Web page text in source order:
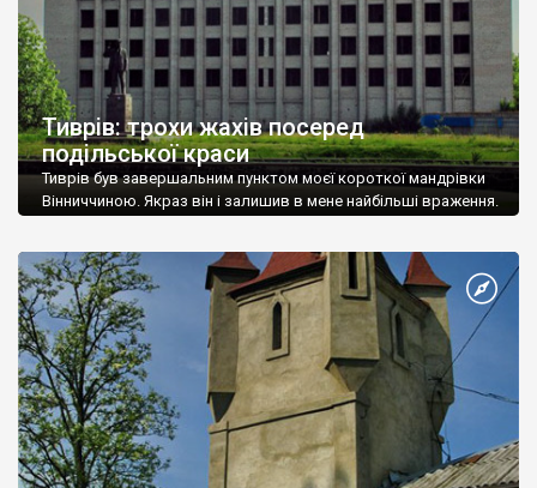
Тиврів: трохи жахів посеред
подільської краси
Тиврів був завершальним пунктом моєї короткої мандрівки
Вінниччиною. Якраз він і залишив в мене найбільші враження.